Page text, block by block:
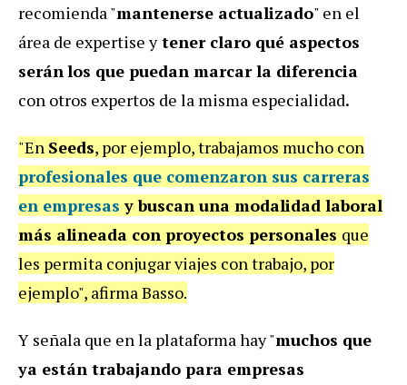
recomienda "mantenerse actualizado" en el
área de expertise ytener claro qué aspectos
seránlos que puedan marcar la diferencia
con otros expertos de la misma especialidad.
"En Seeds, por ejemplo, trabajamos mucho con
profesionales que comenzaron sus carreras
en empresas y buscan una modalidad laboral
más alineada con proyectos personales que
les permita conjugar viajes con trabajo, por
ejemplo", afirma Basso.
Y señala que en la plataforma hay "muchos que
ya están trabajando para empresas